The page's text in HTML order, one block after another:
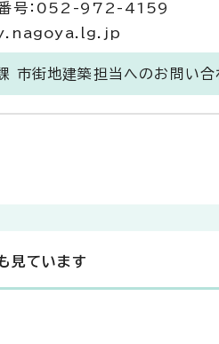
号：052-972-4159
市街地建築担当へのお問い合
見ています